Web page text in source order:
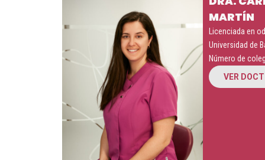
MARTÍN
Licenciada en
Universidad de
Número de
VER